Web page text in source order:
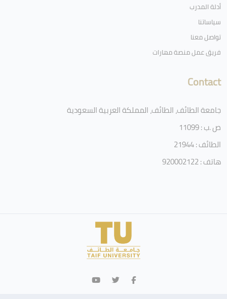
أدلة المدرب
سياساتنا
تواصل معنا
فريق عمل منصة مهارات
Contact
جامعة الطائف، الطائف، المملكة العربية السعودية
ص .ب : 11099
الطائف : 21944
هاتف : 920002122